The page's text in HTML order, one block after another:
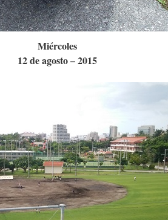
Miércoles
12 de agosto – 2015